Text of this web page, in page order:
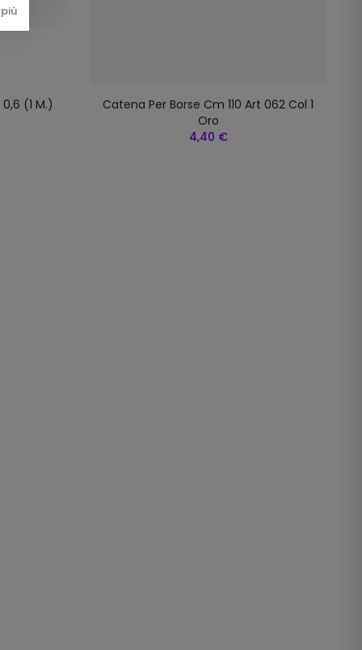
(1 M.)
Catena Per Borse Cm 110 Art 062 Col 1
Oro
4,40 €